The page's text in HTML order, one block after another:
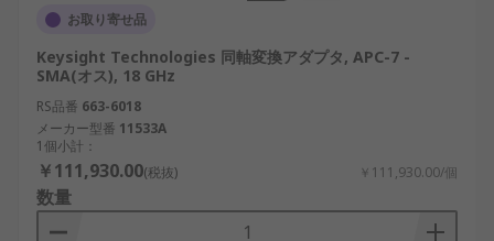
お取り寄せ品
Keysight Technologies 同軸変換アダプタ, APC-7 -
SMA(オス), 18 GHz
RS品番 663-6018
メーカー型番 11533A
1個小計：
￥111,930.00(税抜) ￥111,930.00/個
数量